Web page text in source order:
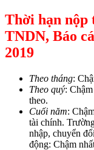
Thời hạn nộp
TNDN, Báo
2019
Theo tháng:
Theo quý:
theo.
Cuối năm:
tài chính.
nhập, chuyển
động: Chậm